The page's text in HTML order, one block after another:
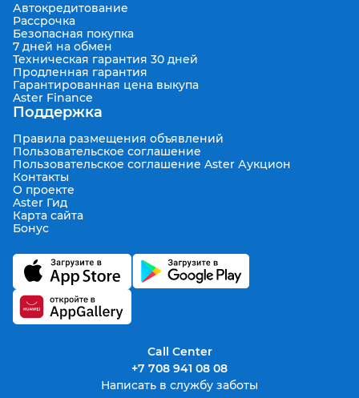
Автокредитование
Рассрочка
Безопасная покупка
7 дней на обмен
Техническая гарантия 30 дней
Продленная гарантия
Гарантированная цена выкупа
Aster Finance
Поддержка
Правила размещения объявлений
Пользовательское соглашение
Пользовательское соглашение Aster Аукцион
Контакты
О проекте
Aster Гид
Карта сайта
Бонус
Call Center
+7 708 941 08 08
Написать в службу заботы